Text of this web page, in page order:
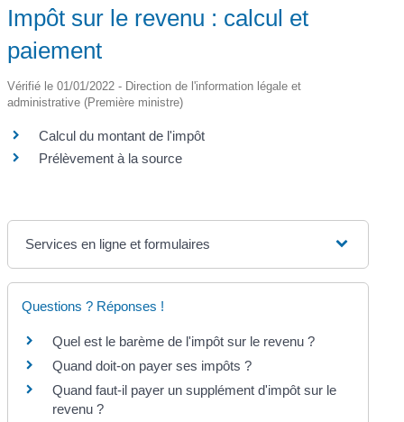
Impôt sur le revenu : calcul et
paiement
Vérifié le 01/01/2022 - Direction de l'information légale et
administrative (Première ministre)
Calcul du montant de l'impôt
Prélèvement à la source
Services en ligne et formulaires
Questions ? Réponses !
Quel est le barème de l'impôt sur le revenu ?
Quand doit-on payer ses impôts ?
Quand faut-il payer un supplément d'impôt sur le
revenu ?